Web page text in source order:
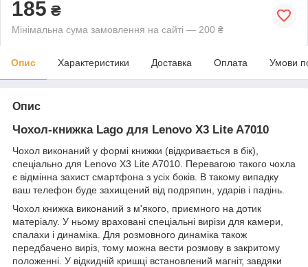
185 ₴
Мінімальна сума замовлення на сайті — 200 ₴
Опис Характеристики Доставка Оплата Умови
Опис
Чохол-книжка Lago для Lenovo X3 Lite A7010
Чохол виконаний у формі книжки (відкривається в бік),
спеціально для Lenovo X3 Lite A7010. Перевагою такого чохла
є відмінна захист смартфона з усіх боків. В такому випадку
ваш телефон буде захищений від подряпин, ударів і падінь.
Чохол книжка виконаний з м'якого, приємного на дотик
матеріалу. У ньому враховані спеціальні вирізи для камери,
спалахи і динаміка. Для розмовного динаміка також
передбачено виріз, тому можна вести розмову в закритому
положенні. У відкидній кришці встановлений магніт, завдяки